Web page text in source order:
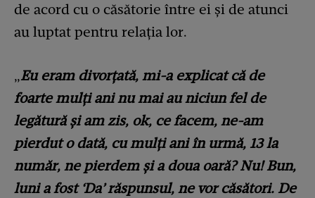
de acord cu o căsătorie între ei și de atunci
au luptat pentru relația lor.
„Eu eram divorțată, mi-a explicat că de
foarte mulți ani nu mai au niciun fel de
legătură și am zis, ok, ce facem, ne-am
pierdut o dată, cu mulți ani în urmă, 13 la
număr, ne pierdem și a doua oară? Nu! Bun,
luni a fost ‘Da’ răspunsul, ne vor căsători. De